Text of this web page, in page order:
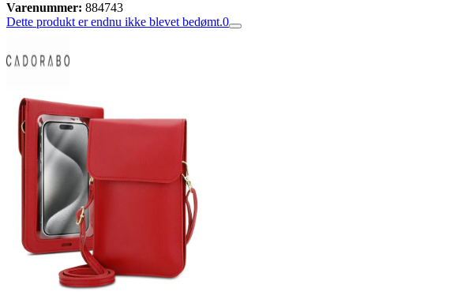
Varenummer: 884743
Dette produkt er endnu ikke blevet bedømt.0